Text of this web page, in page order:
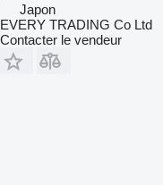
Japon
EVERY TRADING Co Ltd
Contacter le vendeur